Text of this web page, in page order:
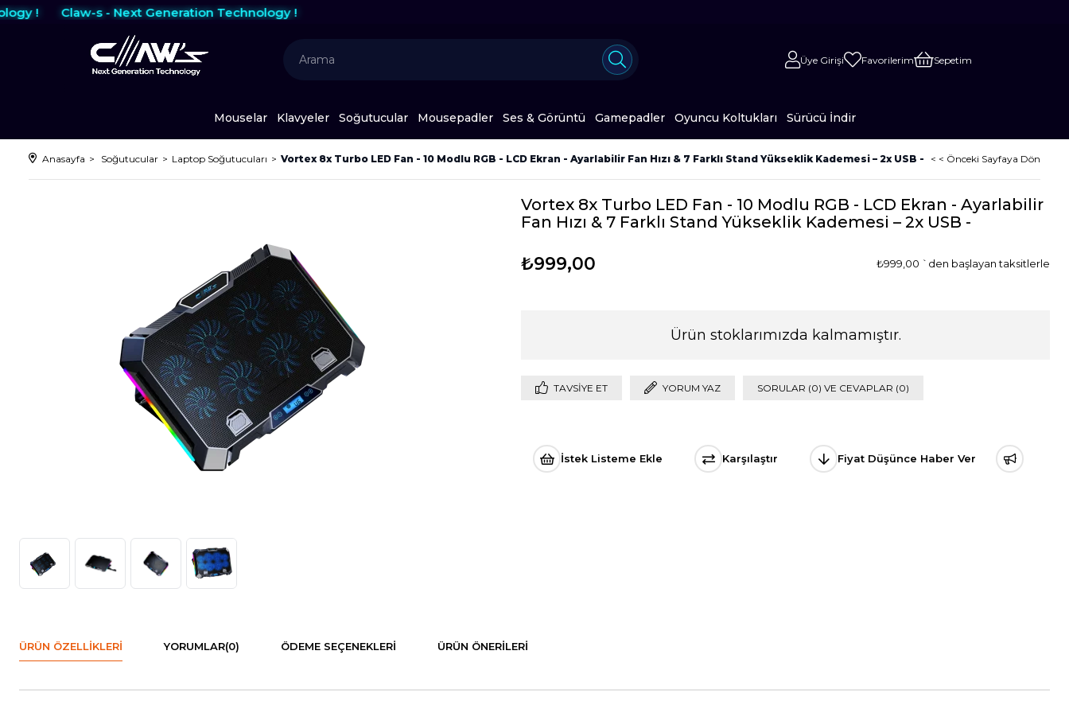
! Claw-s - Next Generation Technology !
Üye Girişi Favorilerim Sepetim
Mouselar Klavyeler Soğutucular Mousepadler Ses & Görüntü Gamepadler Oyuncu Koltukları Sürücü İndir
Anasayfa Soğutucular Laptop Soğutucuları Vortex 8x Turbo LED Fan - 10 Modlu RGB - LCD Ekran - Ayarlabilir Fan Hızı & 7 Farklı Stand Yükseklik Kademesi – 2x USB - < < Önceki Sayfaya Dön
Vortex 8x Turbo LED Fan - 10 Modlu RGB - LCD Ekran - Ayarlabilir
Fan Hızı & 7 Farklı Stand Yükseklik Kademesi – 2x USB -
₺999,00 ₺999,00 `den başlayan taksitlerle
Ürün stoklarımızda kalmamıştır.
TAVSIYE ET YORUM YAZ SORULAR (0) VE CEVAPLAR (0)
İstek Listeme Ekle Karşılaştır Fiyat Düşünce Haber Ver
ÜRÜN ÖZELLIKLERI YORUMLAR(0) ÖDEME SEÇENEKLERI ÜRÜN ÖNERILERI